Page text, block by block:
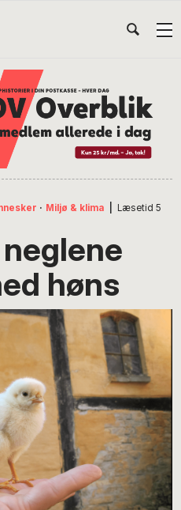
· Miljø & klima Læsetid 5
høns